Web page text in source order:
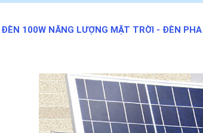
ĐÈN 100W NĂNG LƯỢNG MẶT TRỜI - ĐÈN